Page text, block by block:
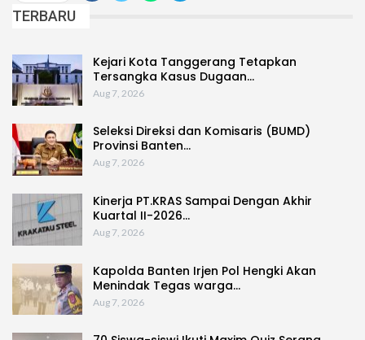
TERBARU
Kejari Kota Tanggerang Tetapkan
Tersangka Kasus Dugaan…
Aug 7, 2026
Seleksi Direksi dan Komisaris (BUMD)
Provinsi Banten…
Aug 7, 2026
Kinerja PT.KRAS Sampai Dengan Akhir
Kuartal II-2026…
Aug 7, 2026
Kapolda Banten Irjen Pol Hengki Akan
Menindak Tegas warga…
Aug 7, 2026